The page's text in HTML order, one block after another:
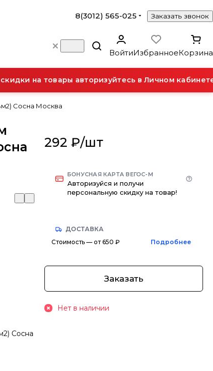
8(3012) 565-025 Заказать звонок
ВойтиИзбранноеКорзина
на товары авторизуйтесь в Личном кабинете.
Сосна Москва
Сосна
292 ₽/шт
БОНУСНАЯ КАРТА ВЕГОС-М
Авторизуйся и получи
персональную скидку на товар!
ДОСТАВКА
Стоимость — от 650 ₽
Подробнее
Заказать
Нет в наличии